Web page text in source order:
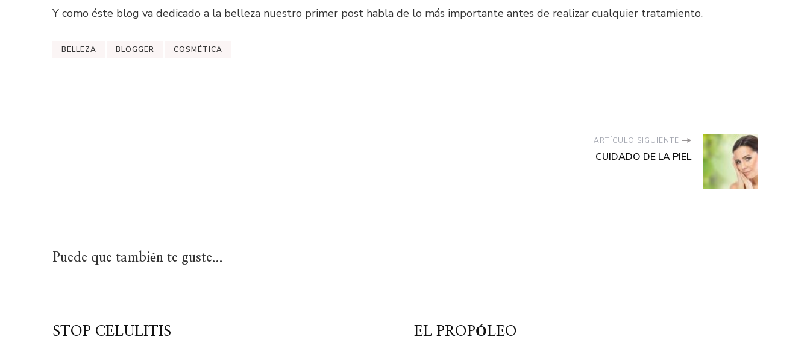
Y como éste blog va dedicado a la belleza nuestro primer post habla de lo más importante antes de realizar cualquier tratamiento.
BELLEZA BLOGGER COSMÉTICA
ARTÍCULO SIGUIENTE
CUIDADO DE LA PIEL
Puede que también te guste...
STOP CELULITIS EL PROPÓLEO